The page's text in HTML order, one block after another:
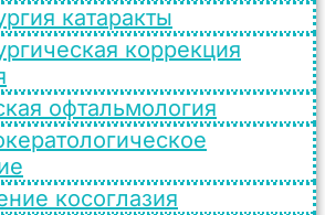
катаракты
коррекция
офтальмология
косоглазия